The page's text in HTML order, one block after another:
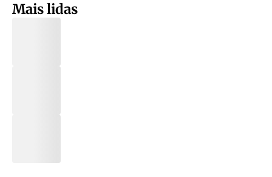
Mais lidas